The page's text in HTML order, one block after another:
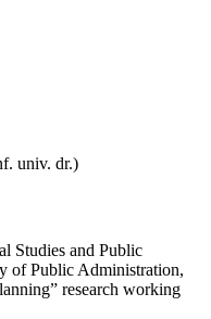
univ. dr.)
Studies and Public
of Public Administration,
research working